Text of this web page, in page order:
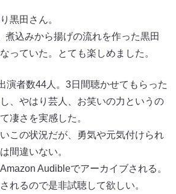
黒田さん。
煮込みから揚げの流れを作った黒田
っていた。とても楽しめました。
演者数44人。3日間聴かせてもらった
、やはり芸人、お笑いの力というの
凄さを実感した。
この状況だが、勇気や元気付けられ
間違いない。
Audibleでアーカイブされる。
れるので是非試聴して欲しい。